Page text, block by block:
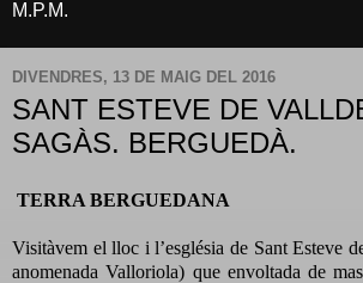
M.P.M.
DIVENDRES, 13 DE MAIG DEL 2016
SANT ESTEVE DE
SAGÀS. BERGUEDÀ.
TERRA BERGUEDANA
Visitàvem el lloc i l’església de Sant Esteve
anomenadaValloriola) que envoltada de